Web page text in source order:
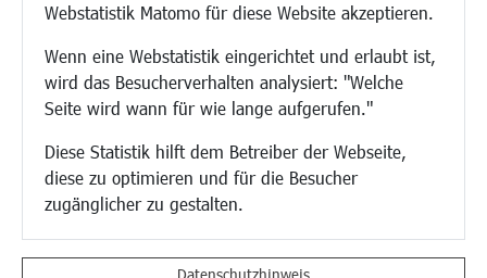
Webstatistik Matomo für diese Website akzeptieren.
Wenn eine Webstatistik eingerichtet und erlaubt ist,
wird das Besucherverhalten analysiert: "Welche
Seite wird wann für wie lange aufgerufen."
Diese Statistik hilft dem Betreiber der Webseite,
diese zu optimieren und für die Besucher
zugänglicher zu gestalten.
Datenschutzhinweis
Musikschule
Stadtbücherei
Stadtarchiv
Museen
Hotels/Unterkünfte
Gastronomie
Kunstszene
Vereine und Institutionen